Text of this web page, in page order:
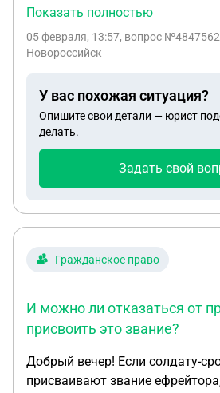
который не был оформлен у
продал бренд, оборудование,
вообще расторгнуть и вернуть
выплаченных денег продавцу?
Показать полностью
05 февраля, 13:57, вопрос
Новороссийск
У вас похожая ситуация?
Опишите свои детали — юрист
делать.
Задать свой
Гражданское право
И можно ли отказаться от
присвоить это звание?
Добрый вечер! Если солдату-
присваивают звание